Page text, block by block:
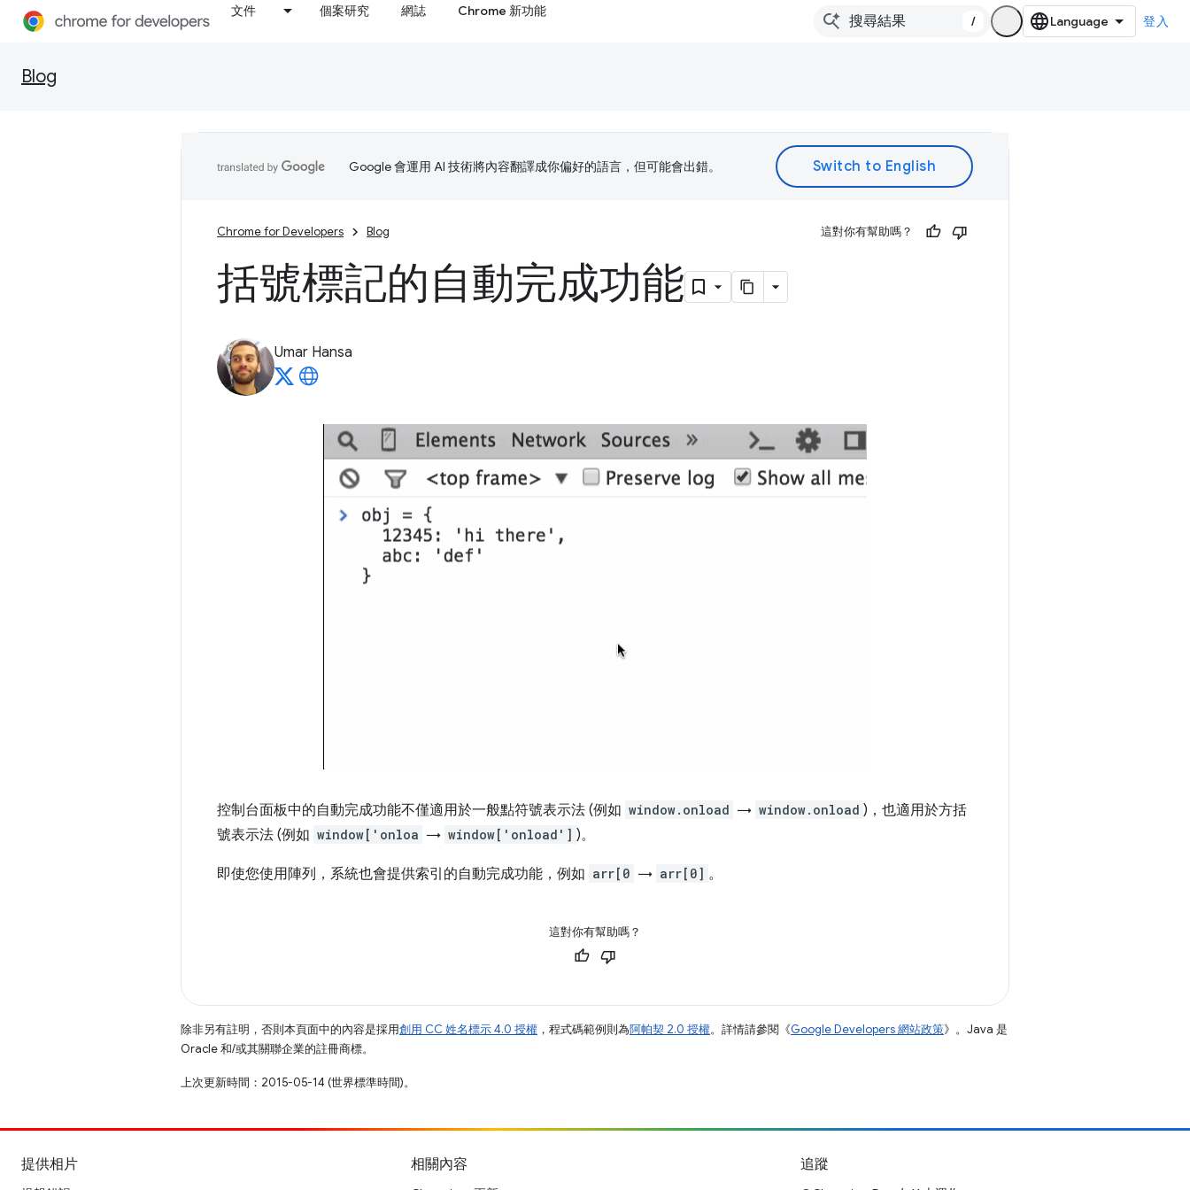
文件 個案研究 網誌 Chrome 新功能
/ 登入
Blog
Google 會運用 AI 技術將內容翻譯成你偏好的語言，但可能會出錯。
Chrome for Developers Blog 這對你有幫助嗎？
括號標記的自動完成功能
Umar Hansa
控制台面板中的自動完成功能不僅適用於一般點符號表示法 (例如 window.onload → window.onload )，也適用於方括
號表示法 (例如 window['onloa → window['onload'] )。
即使您使用陣列，系統也會提供索引的自動完成功能，例如 arr[0 → arr[0] 。
這對你有幫助嗎？
除非另有註明，否則本頁面中的內容是採用創用 CC 姓名標示 4.0 授權 ，程式碼範例則為阿帕契 2.0 授權。詳情請參閱《Google Developers 網站政策》。Java 是
Oracle 和/或其關聯企業的註冊商標。
上次更新時間：2015-05-14 (世界標準時間)。
提供相片 相關內容 追蹤